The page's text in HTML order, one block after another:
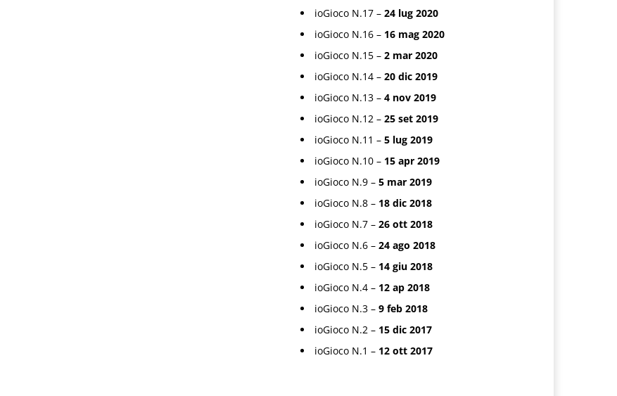
ioGioco N.17 – 24 lug 2020
ioGioco N.16 – 16 mag 2020
ioGioco N.15 – 2 mar 2020
ioGioco N.14 – 20 dic 2019
ioGioco N.13 – 4 nov 2019
ioGioco N.12 – 25 set 2019
ioGioco N.11 – 5 lug 2019
ioGioco N.10 – 15 apr 2019
ioGioco N.9 – 5 mar 2019
ioGioco N.8 – 18 dic 2018
ioGioco N.7 – 26 ott 2018
ioGioco N.6 – 24 ago 2018
ioGioco N.5 – 14 giu 2018
ioGioco N.4 – 12 ap 2018
ioGioco N.3 – 9 feb 2018
ioGioco N.2 – 15 dic 2017
ioGioco N.1 – 12 ott 2017